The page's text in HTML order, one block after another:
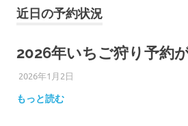
近日の予約状況
2026年いちご狩り予約
2026年1月2日
もっと読む